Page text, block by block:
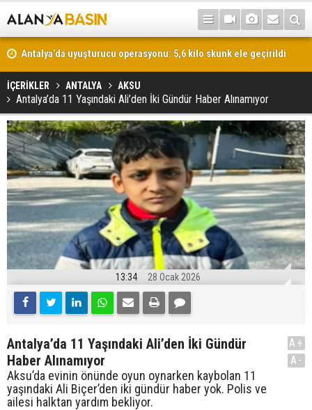
Antalya’da uyuşturucu operasyonu: 5,6 kilo skunk ele geçirildi
İÇERİKLER ANTALYA AKSU
Antalya’da 11 Yaşındaki Ali’den İki Gündür Haber Alınamıyor
13:34 28 Ocak 2026
Antalya’da 11 Yaşındaki Ali’den İki Gündür
Haber Alınamıyor
Aksu’da evinin önünde oyun oynarken kaybolan 11
yaşındaki Ali Biçer’den iki gündür haber yok. Polis ve
ailesi halktan yardım bekliyor.
A+
A-